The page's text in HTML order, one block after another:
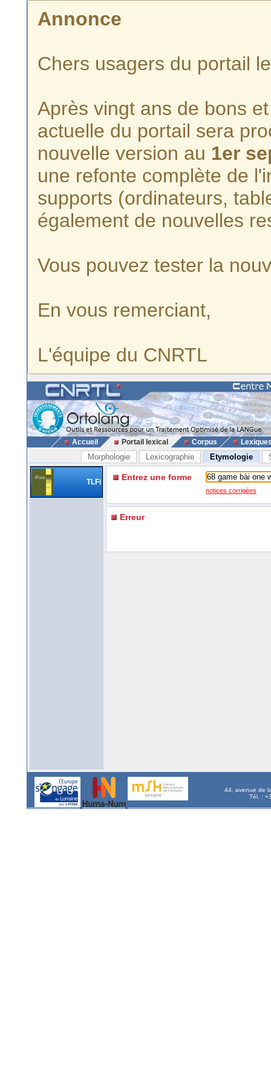
Annonce
Chers usagers du portail
Après vingt ans de bons
actuelle du portail sera
nouvelle version au 1er
une refonte complète de
supports (ordinateurs,
également de nouvelles
Vous pouvez tester la
En vous remerciant,
L'équipe du CNRTL
Accueil Portail lexical Corpus
Morphologie Lexicographie Etymologie
TLFi Entrez une forme
notices corrigées
Erreur
44, avenue de
Tél. :